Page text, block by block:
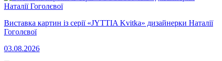
Виставка картин із серії «JYTTIA Kvitka» дизайнерки Наталії
Гоголєвої
03.08.2026